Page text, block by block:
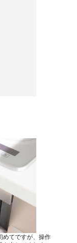
めてですが、操作